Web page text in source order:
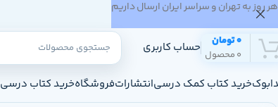
0 محصول
0تومان حساب کاربری
خرید کتاب کمک درسیانتشاراتفروشگاهخرید کتاب درسی
هر روز به تهران و سراسر ایران ارسال داریم